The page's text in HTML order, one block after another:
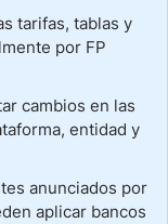
tarifas, tablas y
por FP
cambios en las
entidad y
anunciados por
aplicar bancos